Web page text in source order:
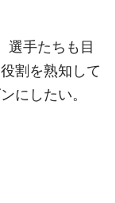
選手たちも目
割を熟知して
にしたい。